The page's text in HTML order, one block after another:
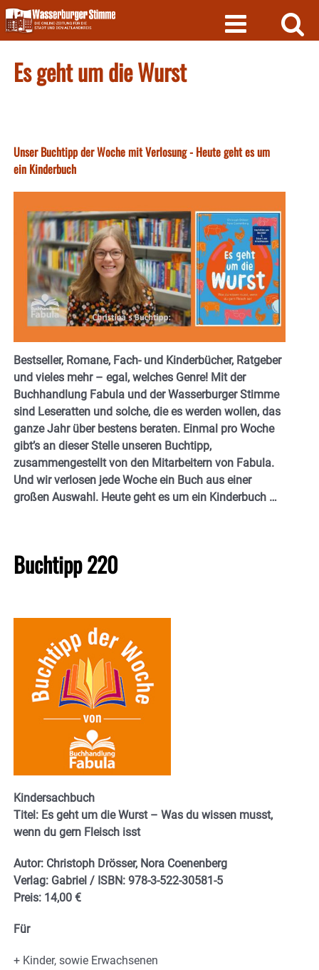
Skip
to
content
Es geht um die Wurst
Unser Buchtipp der Woche mit Verlosung - Heute geht es um
ein Kinderbuch
Bestseller, Romane, Fach- und Kinderbücher, Ratgeber
und vieles mehr – egal, welches Genre! Mit der
Buchhandlung Fabula und der Wasserburger Stimme
sind Leseratten und solche, die es werden wollen, das
ganze Jahr über bestens beraten. Einmal pro Woche
gibt’s an dieser Stelle unseren Buchtipp,
zusammengestellt von den Mitarbeitern von Fabula.
Und wir verlosen jede Woche ein Buch aus einer
großen Auswahl. Heute geht es um ein Kinderbuch …
Buchtipp 220
Kindersachbuch
Titel: Es geht um die Wurst – Was du wissen musst,
wenn du gern Fleisch isst
Autor: Christoph Drösser, Nora Coenenberg
Verlag: Gabriel / ISBN: 978-3-522-30581-5
Preis: 14,00 €
Für
+ Kinder, sowie Erwachsenen